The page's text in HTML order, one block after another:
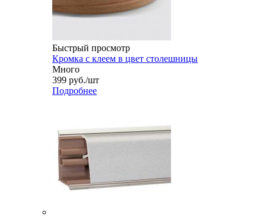
Быстрый просмотр
Кромка с клеем в цвет столешницы
Много
399 руб./шт
Подробнее